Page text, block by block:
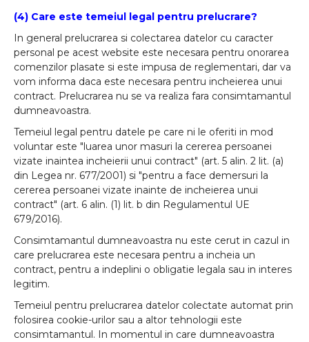
(4) Care este temeiul legal pentru prelucrare?
In general prelucrarea si colectarea datelor cu caracter
personal pe acest website este necesara pentru onorarea
comenzilor plasate si este impusa de reglementari, dar va
vom informa daca este necesara pentru incheierea unui
contract. Prelucrarea nu se va realiza fara consimtamantul
dumneavoastra.
Temeiul legal pentru datele pe care ni le oferiti in mod
voluntar este "luarea unor masuri la cererea persoanei
vizate inaintea incheierii unui contract" (art. 5 alin. 2 lit. (a)
din Legea nr. 677/2001) si "pentru a face demersuri la
cererea persoanei vizate inainte de incheierea unui
contract" (art. 6 alin. (1) lit. b din Regulamentul UE
679/2016).
Consimtamantul dumneavoastra nu este cerut in cazul in
care prelucrarea este necesara pentru a incheia un
contract, pentru a indeplini o obligatie legala sau in interes
legitim.
Temeiul pentru prelucrarea datelor colectate automat prin
folosirea cookie-urilor sau a altor tehnologii este
consimtamantul. In momentul in care dumneavoastra